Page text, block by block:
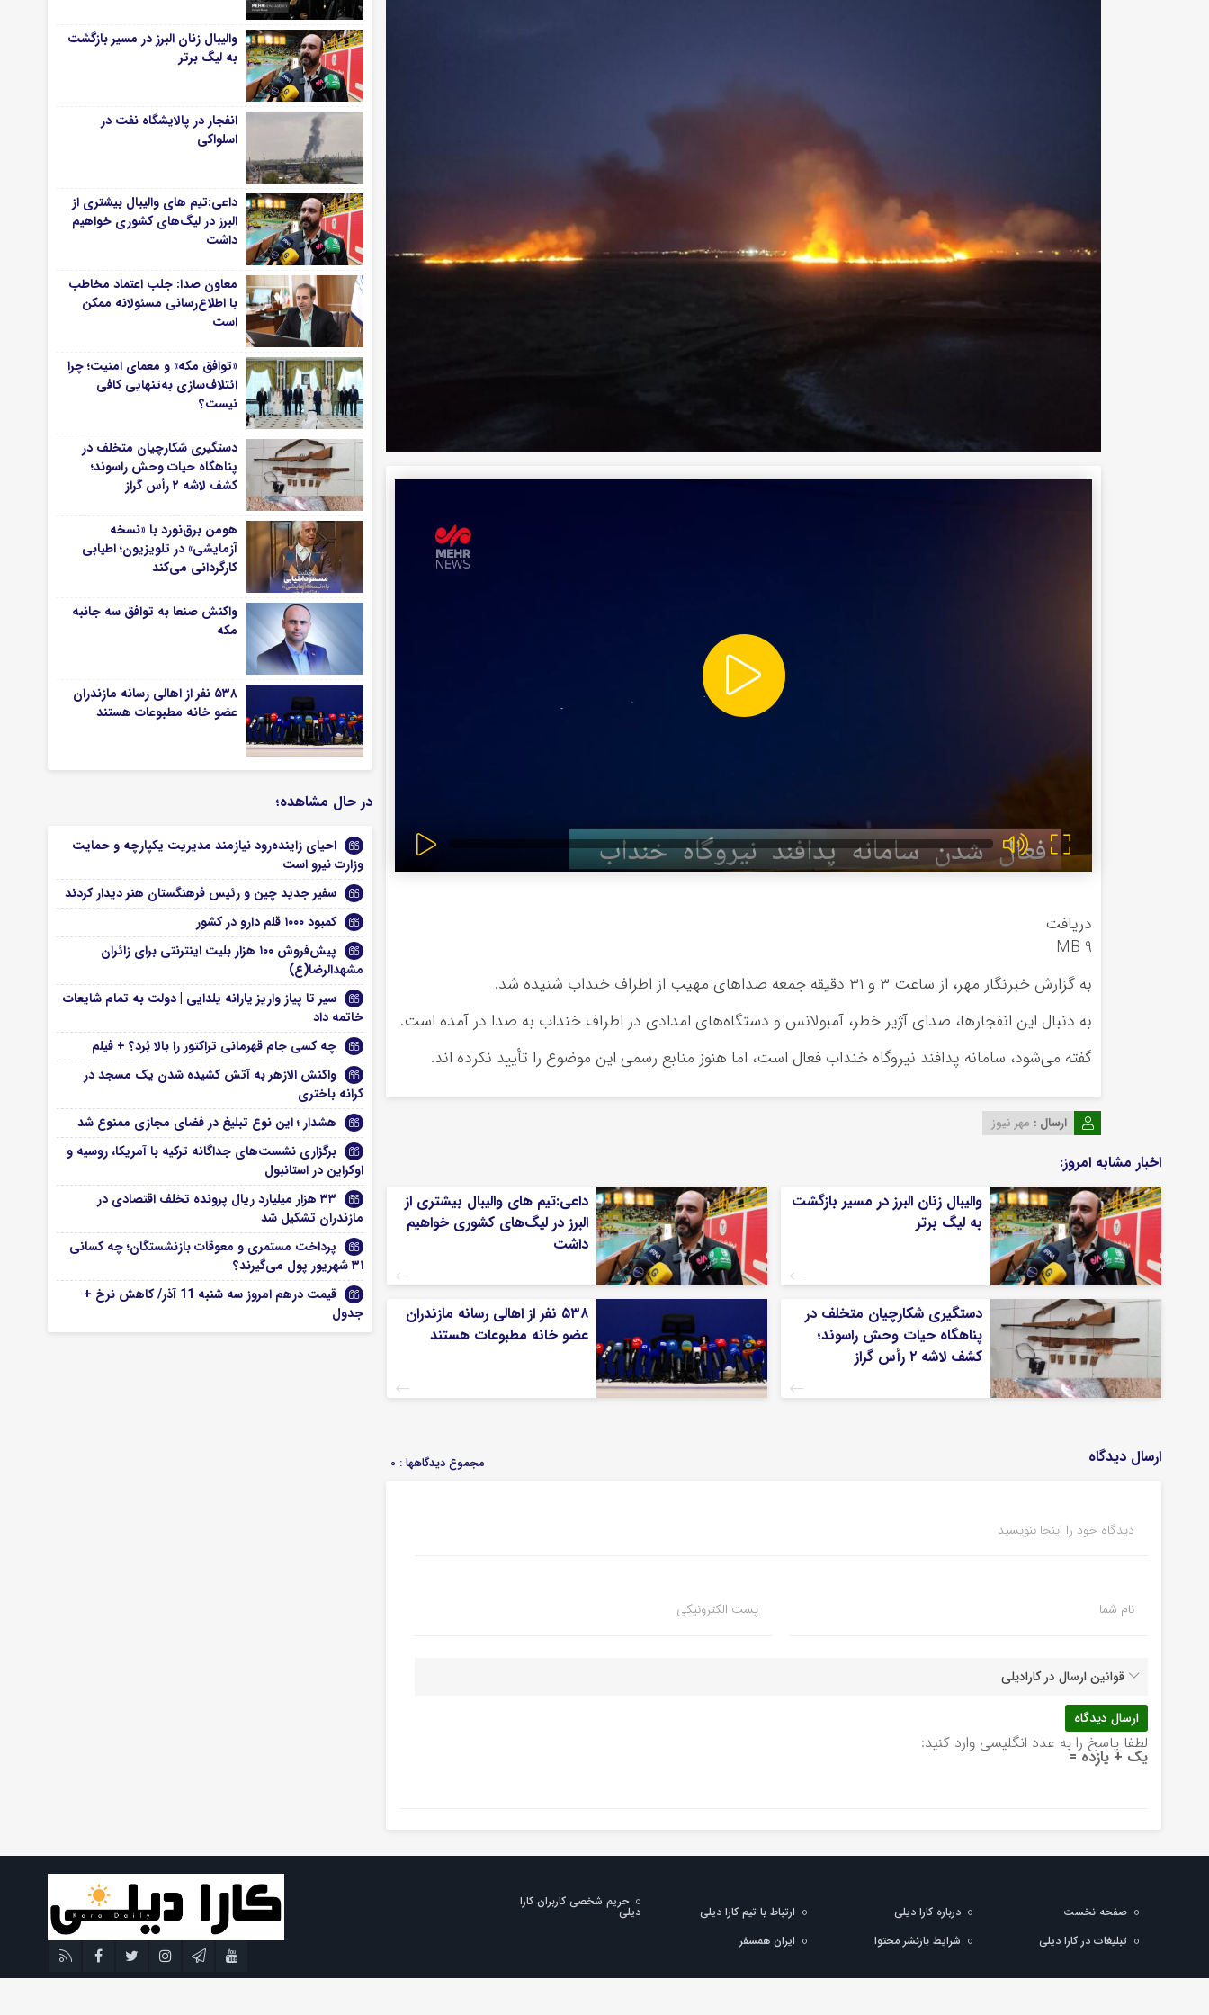
دریافت
9 MB
به گزارش خبرنگار مهر، از ساعت ۳ و ۳۱ دقیقه جمعه صداهای مهیب از اطراف
خنداب شنیده شد.
به دنبال این انفجارها، صدای آژیر خطر، آمبولانس و دستگاه‌های امدادی در اطراف خنداب به صدا در آمده است.
گفته می‌شود، سامانه پدافند نیروگاهخنداب فعال است، اما هنوز منابع رسمی این موضوع را تأیید نکرده اند.
ارسال : مهر نیوز
اخبار مشابه امروز:
والیبال زنان البرز در مسیر بازگشت
به لیگ برتر
داعی:تیم های والیبال بیشتری از
البرز در لیگ‌های کشوری خواهیم
داشت
دستگیری شکارچیان متخلف در
پناهگاه حیات وحش راسوند؛
کشف لاشه ۲ رأس گراز
۵۳۸ نفر از اهالی رسانه مازندران
عضو خانه مطبوعات هستند
ارسال دیدگاه مجموع دیدگاهها : 0
دیدگاه خود را اینجا بنویسید
نام شما پست الکترونیکی
قوانین ارسال در کارادیلی
لطفا پاسخ را به عدد انگلیسی وارد کنید:
یک + یازده =
والیبال زنان البرز در مسیر بازگشت
به لیگ برتر
انفجار در پالایشگاه نفت در
اسلواکی
داعی:تیم های والیبال بیشتری از
البرز در لیگ‌های کشوری خواهیم
داشت
معاون صدا: جلب اعتماد مخاطب
با اطلاع‌رسانی مسئولانه ممکن
است
«توافق مکه» و معمای امنیت؛ چرا
ائتلاف‌سازی به‌تنهایی کافی
نیست؟
دستگیری شکارچیان متخلف در
پناهگاه حیات وحش راسوند؛
کشف لاشه ۲ رأس گراز
هومن برق‌نورد با «نسخه
آزمایشی» در تلویزیون؛ اطیابی
کارگردانی می‌کند
واکنش صنعا به توافق سه جانبه
مکه
۵۳۸ نفر از اهالی رسانه مازندران
عضو خانه مطبوعات هستند
در حال مشاهده؛
احیای زاینده‌رود نیازمند مدیریت یکپارچه و حمایت
وزارت نیرو است
سفیر جدید چین و رئیس فرهنگستان هنر دیدار کردند
کمبود ۱۰۰۰ قلم دارو در کشور
پیش‌فروش ۱۰۰ هزار بلیت اینترنتی برای زائران
مشهدالرضا(ع)
سیر تا پیاز واریز یارانه یلدایی | دولت به تمام شایعات
خاتمه داد
چه کسی جام قهرمانی تراکتور را بالا بُرد؟ + فیلم
واکنش الازهر به آتش کشیده شدن یک مسجد در
کرانه باختری
هشدار ؛ این نوع تبلیغ در فضای مجازی ممنوع شد
برگزاری نشست‌های جداگانه ترکیه با آمریکا، روسیه و
اوکراین در استانبول
۳۳ هزار میلیارد ریال پرونده تخلف اقتصادی در
مازندران تشکیل شد
پرداخت مستمری و معوقات بازنشستگان؛ چه کسانی
۳۱ شهریور پول می‌گیرند؟
قیمت درهم امروز سه شنبه 11 آذر/ کاهش نرخ +
جدول
صفحه نخست درباره کارا دیلی ارتباط با تیم کارا دیلی
حریم شخصی کاربران کارا
دیلی
تبلیغات در کارا دیلی
شرایط بازنشر محتوا ایران همسفر